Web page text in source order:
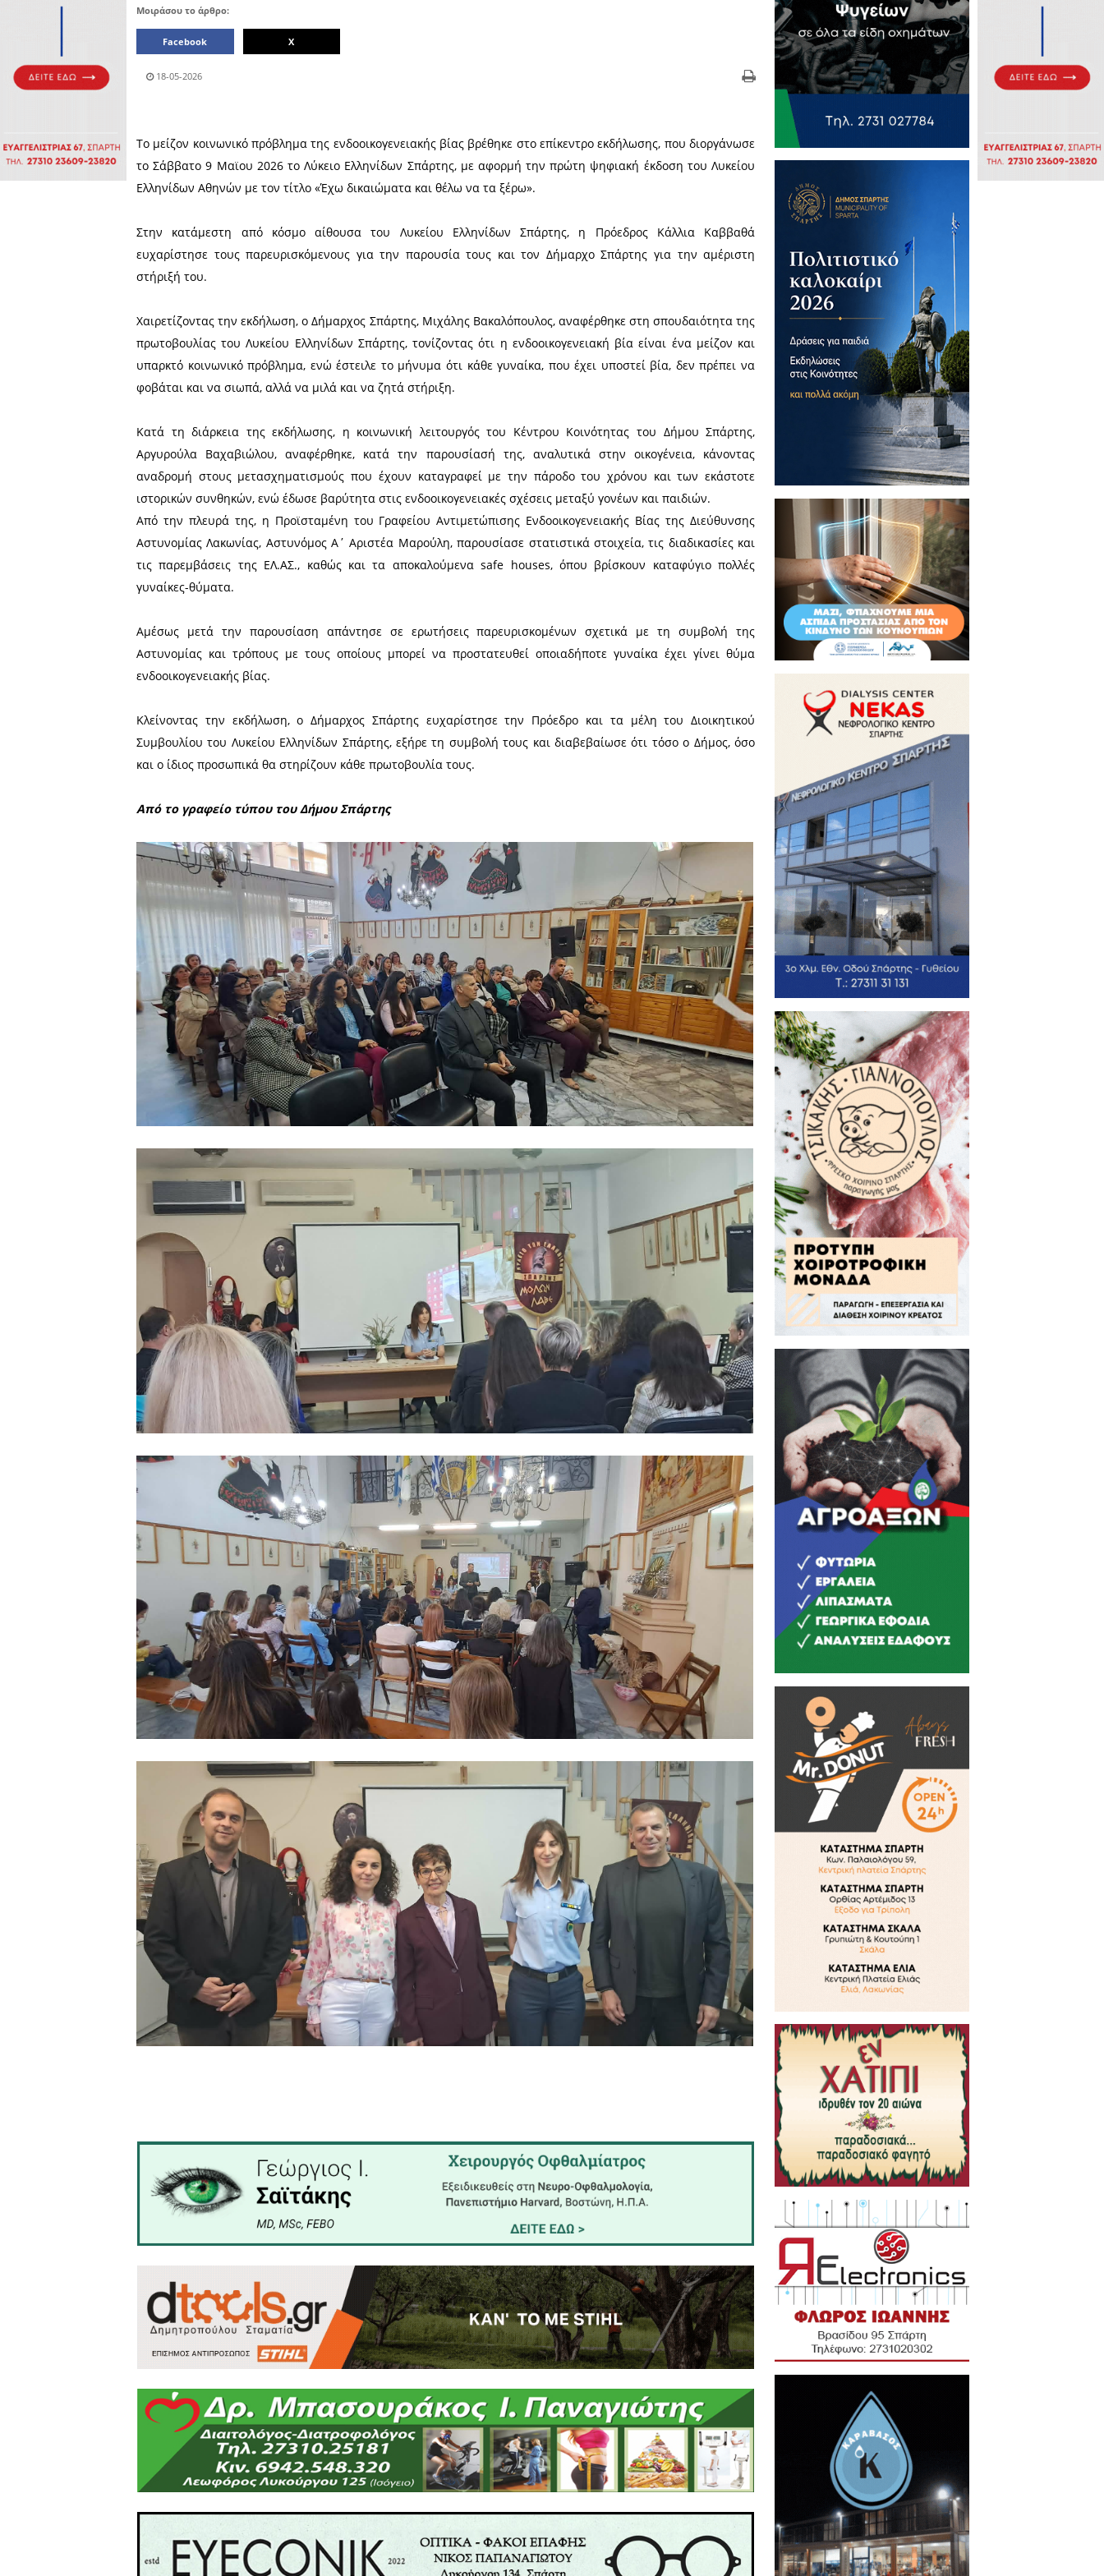
Πολιτιστικά
Εκδηλώσεις
Εκκλησία
Δήμος
Αν.
Μάνης
Δήμος
Ελαφονήσου
Πωλήσεις
Διάφορα
Ενοικίαση
Επιχειρήσεων
Facebook Χ
18-05-2026
Το μείζον κοινωνικό πρόβλημα της ενδοοικογενειακής βίας βρέθηκε στο επίκεντρο εκδήλωσης, που διοργάνωσε
το Σάββατο 9 Μαϊου 2026 το Λύκειο Ελληνίδων Σπάρτης, με αφορμή την πρώτη ψηφιακή έκδοση του Λυκείου
Ελληνίδων Αθηνών με τον τίτλο «Έχω δικαιώματα και θέλω να τα ξέρω».
Στην κατάμεστη από κόσμο αίθουσα του Λυκείου Ελληνίδων Σπάρτης, η Πρόεδρος Κάλλια Καββαθά
ευχαρίστησε τους παρευρισκόμενους για την παρουσία τους και τον Δήμαρχο Σπάρτης για την αμέριστη
στήριξή του.
Χαιρετίζοντας την εκδήλωση, ο Δήμαρχος Σπάρτης, Μιχάλης Βακαλόπουλος, αναφέρθηκε στη σπουδαιότητα της
πρωτοβουλίας του Λυκείου Ελληνίδων Σπάρτης, τονίζοντας ότι η ενδοοικογενειακή βία είναι ένα μείζον και
υπαρκτό κοινωνικό πρόβλημα, ενώ έστειλε το μήνυμα ότι κάθε γυναίκα, που έχει υποστεί βία, δεν πρέπει να
φοβάται και να σιωπά, αλλά να μιλά και να ζητά στήριξη.
Κατά τη διάρκεια της εκδήλωσης, η κοινωνική λειτουργός του Κέντρου Κοινότητας του Δήμου Σπάρτης,
Αργυρούλα Βαχαβιώλου, αναφέρθηκε, κατά την παρουσίασή της, αναλυτικά στην οικογένεια, κάνοντας
αναδρομή στους μετασχηματισμούς που έχουν καταγραφεί με την πάροδο του χρόνου και των εκάστοτε
ιστορικών συνθηκών, ενώ έδωσε βαρύτητα στις ενδοοικογενειακές σχέσεις μεταξύ γονέων και παιδιών.
Από την πλευρά της, η Προϊσταμένη του Γραφείου Αντιμετώπισης Ενδοοικογενειακής Βίας της Διεύθυνσης
Αστυνομίας Λακωνίας, Αστυνόμος Α΄ Αριστέα Μαρούλη, παρουσίασε στατιστικά στοιχεία, τις διαδικασίες και
τις παρεμβάσεις της ΕΛ.ΑΣ., καθώς και τα αποκαλούμενα safe houses, όπου βρίσκουν καταφύγιο πολλές
γυναίκες-θύματα.
Αμέσως μετά την παρουσίαση απάντησε σε ερωτήσεις παρευρισκομένων σχετικά με τη συμβολή της
Αστυνομίας και τρόπους με τους οποίους μπορεί να προστατευθεί οποιαδήποτε γυναίκα έχει γίνει θύμα
ενδοοικογενειακής βίας.
Κλείνοντας την εκδήλωση, ο Δήμαρχος Σπάρτης ευχαρίστησε την Πρόεδρο και τα μέλη του Διοικητικού
Συμβουλίου του Λυκείου Ελληνίδων Σπάρτης, εξήρε τη συμβολή τους και διαβεβαίωσε ότι τόσο ο Δήμος, όσο
και ο ίδιος προσωπικά θα στηρίζουν κάθε πρωτοβουλία τους.
Από το γραφείο τύπου του Δήμου Σπάρτης